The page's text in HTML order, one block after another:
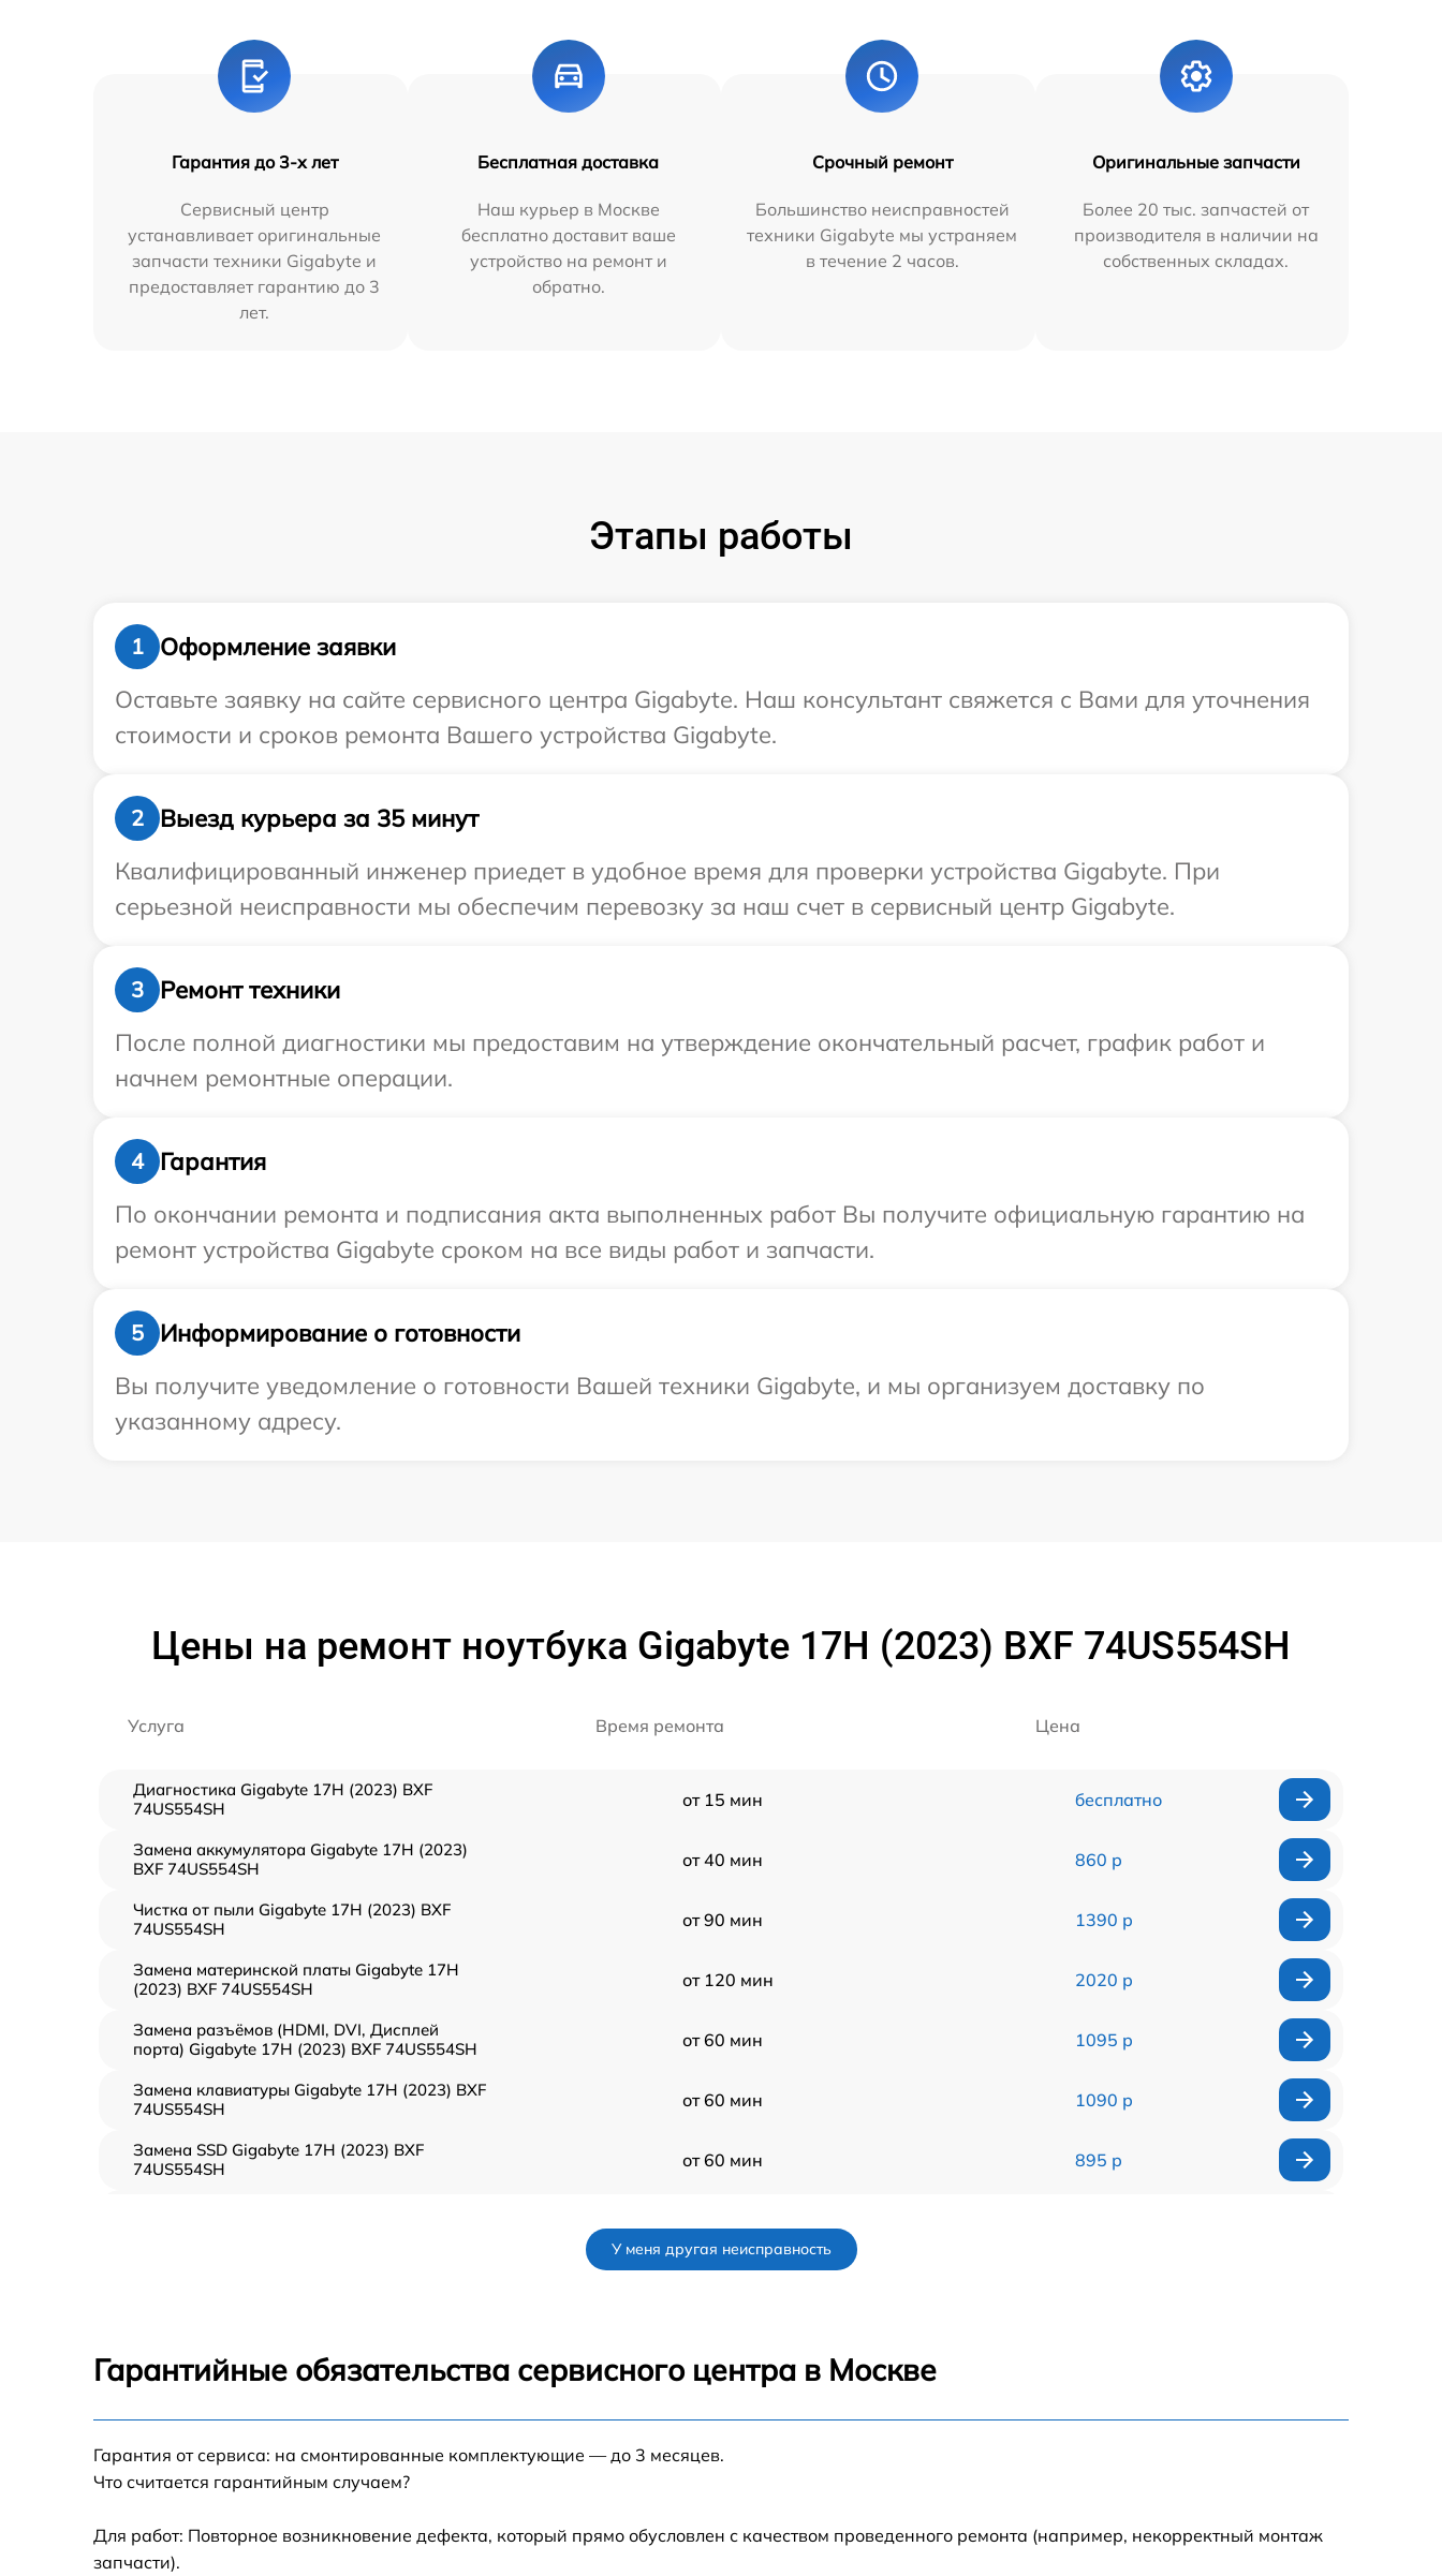
Гарантия до 3-х лет
Сервисный центр
устанавливает оригинальные
запчасти техники Gigabyte и
предоставляет гарантию до 3
лет.
Бесплатная доставка
Наш курьер в Москве
бесплатно доставит ваше
устройство на ремонт и
обратно.
Срочный ремонт
Большинство неисправностей
техники Gigabyte мы устраняем
в течение 2 часов.
Оригинальные запчасти
Более 20 тыс. запчастей от
производителя в наличии на
собственных складах.
Этапы работы
1
Оформление заявки
Оставьте заявку на сайте сервисного центра Gigabyte. Наш консультант свяжется с Вами для уточнения
стоимости и сроков ремонта Вашего устройства Gigabyte.
2
Выезд курьера за 35 минут
Квалифицированный инженер приедет в удобное время для проверки устройства Gigabyte. При
серьезной неисправности мы обеспечим перевозку за наш счет в сервисный центр Gigabyte.
3
Ремонт техники
После полной диагностики мы предоставим на утверждение окончательный расчет, график работ и
начнем ремонтные операции.
4
Гарантия
По окончании ремонта и подписания акта выполненных работ Вы получите официальную гарантию на
ремонт устройства Gigabyte сроком на все виды работ и запчасти.
5
Информирование о готовности
Вы получите уведомление о готовности Вашей техники Gigabyte, и мы организуем доставку по
указанному адресу.
Цены на ремонт ноутбука Gigabyte 17H (2023) BXF 74US554SH
Услуга Время ремонта Цена
Диагностика Gigabyte 17H (2023) BXF
74US554SH
от 15 мин бесплатно
Замена аккумулятора Gigabyte 17H (2023)
BXF 74US554SH
от 40 мин 860 р
Чистка от пыли Gigabyte 17H (2023) BXF
74US554SH
от 90 мин 1390 р
Замена материнской платы Gigabyte 17H
(2023) BXF 74US554SH
от 120 мин 2020 р
Замена разъёмов (HDMI, DVI, Дисплей
порта) Gigabyte 17H (2023) BXF 74US554SH
от 60 мин 1095 р
Замена клавиатуры Gigabyte 17H (2023) BXF
74US554SH
от 60 мин 1090 р
Замена SSD Gigabyte 17H (2023) BXF
74US554SH
от 60 мин 895 р
Замена системы охлаждения Gigabyte 17H
(2023) BXF 74US554SH
от 70 мин
74US554SH
Замена оперативной памяти Gigabyte 17H
У меня другая неисправность
Гарантийные обязательства сервисного центра в Москве
Гарантия от сервиса: на смонтированные комплектующие — до 3 месяцев.
Что считается гарантийным случаем?
Для работ: Повторное возникновение дефекта, который прямо обусловлен с качеством проведенного ремонта (например, некорректный монтаж
запчасти).